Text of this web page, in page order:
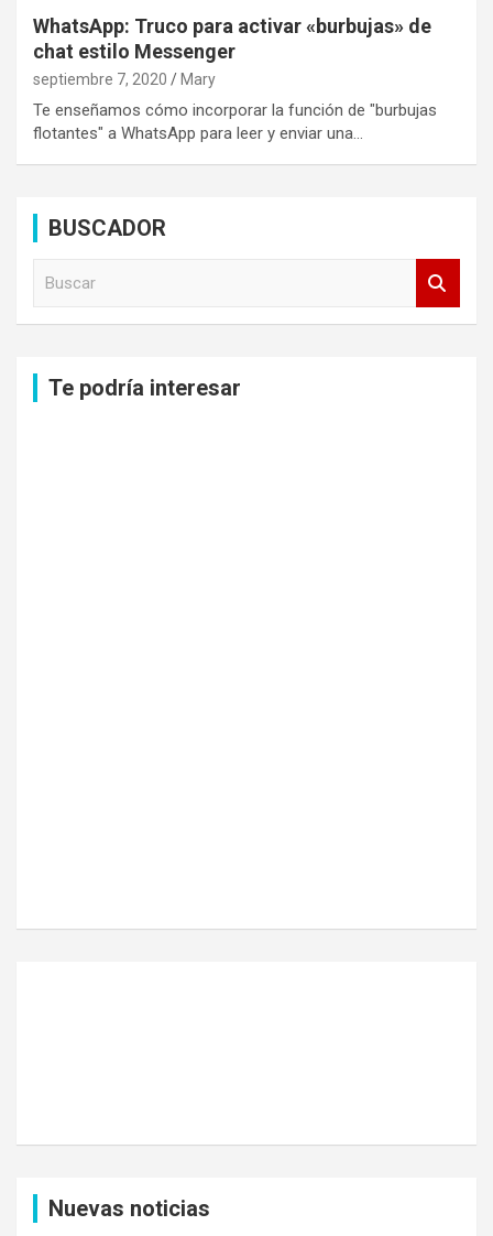
WhatsApp: Truco para activar «burbujas» de
chat estilo Messenger
septiembre 7, 2020 Mary
Te enseñamos cómo incorporar la función de "burbujas
flotantes" a WhatsApp para leer y enviar una…
BUSCADOR
Te podría interesar
Nuevas noticias